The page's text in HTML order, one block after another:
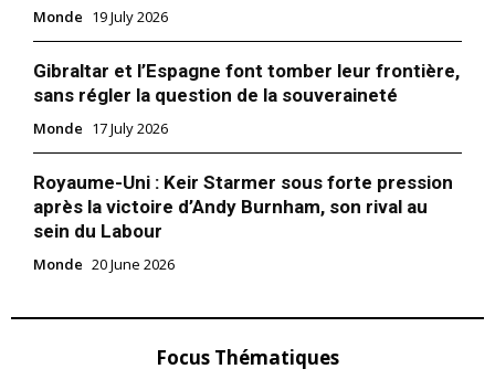
Monde 19 July 2026
Gibraltar et l’Espagne font tomber leur frontière,
sans régler la question de la souveraineté
Monde 17 July 2026
Royaume-Uni : Keir Starmer sous forte pression
après la victoire d’Andy Burnham, son rival au
sein du Labour
Monde 20 June 2026
Focus Thématiques